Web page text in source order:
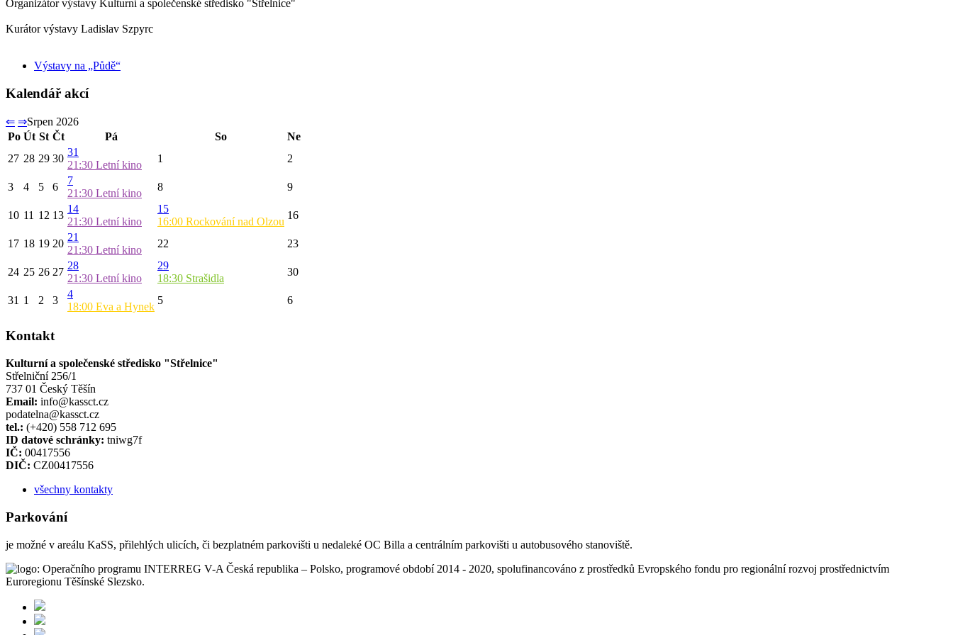
Organizátor výstavy Kulturní a společenské středisko "Střelnice"
Kurátor výstavy Ladislav Szpyrc
Výstavy na „Půdě“
Kalendář akcí
⇐ ⇒Srpen 2026
Po Út St Čt Pá So
Ne
27 28 29 30
31
21:30 Letní kino
1 2
3 4 5 6
7
21:30 Letní kino
8 9
10 11 12 13
14
21:30 Letní kino
15
16:00 Rockování nad Olzou
16
17 18 19 20
21
21:30 Letní kino
22 23
24 25 26 27
28
21:30 Letní kino
29
18:30 Strašidla
30
31 1 2 3
4
18:00 Eva a Hynek
5 6
Kontakt
Kulturní a společenské středisko "Střelnice"
Střelniční 256/1
737 01 Český Těšín
Email: info@kassct.cz
podatelna@kassct.cz
tel.: (+420) 558 712 695
ID datové schránky: tniwg7f
IČ: 00417556
DIČ: CZ00417556
všechny kontakty
Parkování
je možné v areálu KaSS, přilehlých ulicích, či bezplatném parkovišti u nedaleké OC Billa a centrálním parkovišti u autobusového stanoviště.